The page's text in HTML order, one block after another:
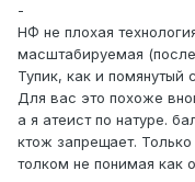
-
НФ не плохая
масштабируемая
Тупик, как и помянутый
Для вас это похоже
а я атеист по натуре.
ктож запрещает.
толком не понимая как